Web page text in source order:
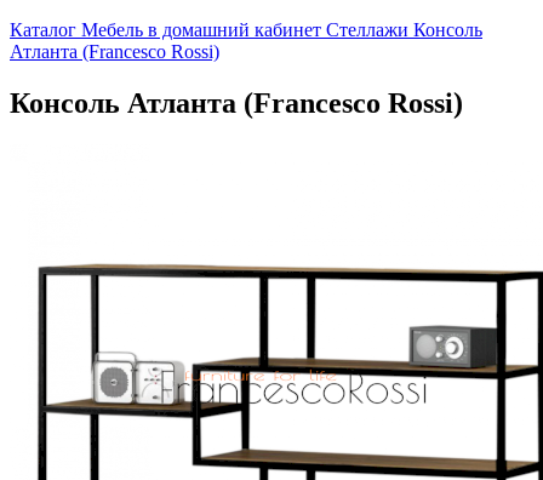
Каталог Мебель в домашний кабинет Стеллажи Консоль
Атланта (Francesco Rossi)
Консоль Атланта (Francesco Rossi)